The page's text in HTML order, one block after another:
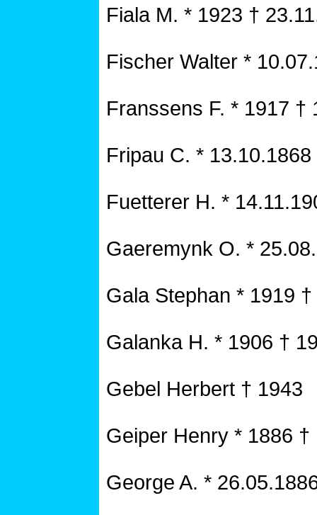
Fiala M. * 1923 †
Fischer Walter *
Franssens F. * 1917 †
Fripau C. *
Fuetterer H. *
Gaeremynk O. *
Gala Stephan * 1919
Galanka H. * 1906 †
Gebel Herbert † 1943
Geiper Henry * 1886 †
George A. *